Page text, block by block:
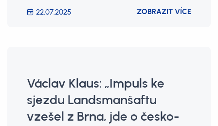
22.07.2025 ZOBRAZIT VÍCE
Václav Klaus: „Impuls ke
sjezdu Landsmanšaftu
vzešel z Brna, jde o česko-